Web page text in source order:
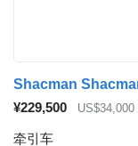
¥229,500 US$34,000
牵引车